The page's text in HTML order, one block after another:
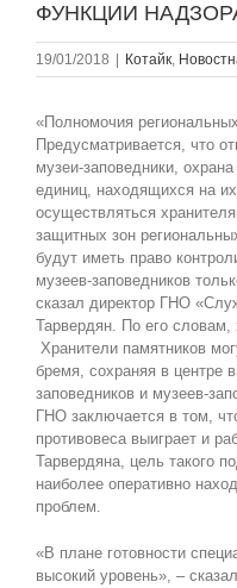
ФУНКЦИИ
19/01/2018 Котайк,
«Полномочия
Предусматривается, что
музеи-заповедники,
единиц, находящихся на
осуществляться
защитных зон
будут иметь право
музеев-заповедников
сказал директор ГНО
Тарвердян. По его словам,
Хранители памятников
бремя, сохраняя в центре
заповедников и музеев-
ГНО заключается в том,
противовеса выиграет и
Тарвердянa, цель такого
наиболее оперативно
проблем.
«В плане готовности
высокий уровень», –